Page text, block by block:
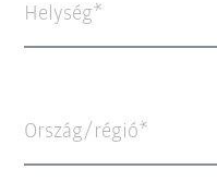
Helység
Ország/régió*